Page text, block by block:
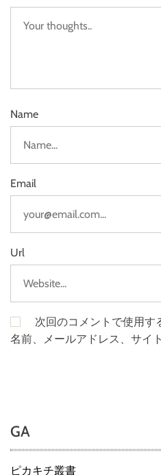
Name
Email
Url
次回のコメントで使用す
名前、メールアドレス、サイ
GA
ピカキチ叢書